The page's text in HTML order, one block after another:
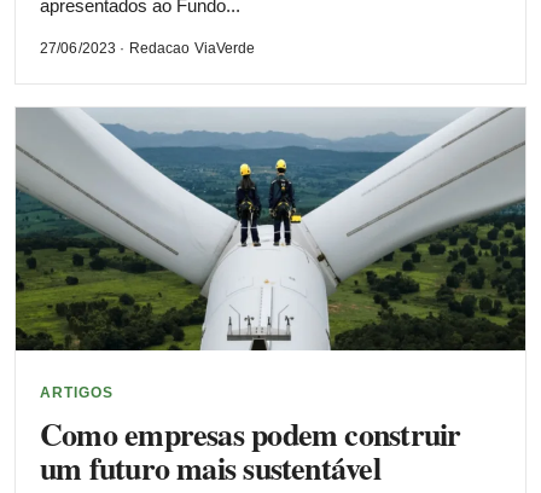
apresentados ao Fundo...
27/06/2023 · Redacao ViaVerde
ARTIGOS
Como empresas podem construir
um futuro mais sustentável